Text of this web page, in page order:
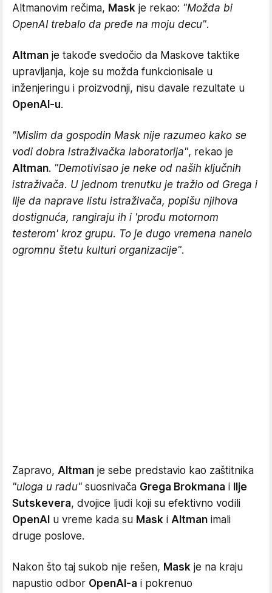
Altmanovim rečima, Mask je rekao: "Možda bi
OpenAI trebalo da pređe na moju decu".
Altman je takođe svedočio da Maskove taktike
upravljanja, koje su možda funkcionisale u
inženjeringu i proizvodnji, nisu davale rezultate u
OpenAI-u.
"Mislim da gospodin Mask nije razumeo kako se
vodi dobra istraživačka laboratorija", rekao je
Altman. "Demotivisao je neke od naših ključnih
istraživača. U jednom trenutku je tražio od Grega i
Ilje da naprave listu istraživača, popišu njihova
dostignuća, rangiraju ih i 'prođu motornom
testerom' kroz grupu. To je dugo vremena nanelo
ogromnu štetu kulturi organizacije".
Zapravo, Altman je sebe predstavio kao zaštitnika
"uloga u radu" suosnivača Grega Brokmana i Ilje
Sutskevera, dvojice ljudi koji su efektivno vodili
OpenAI u vreme kada su Mask i Altman imali
druge poslove.
Nakon što taj sukob nije rešen, Mask je na kraju
napustio odbor OpenAI-a i pokrenuo